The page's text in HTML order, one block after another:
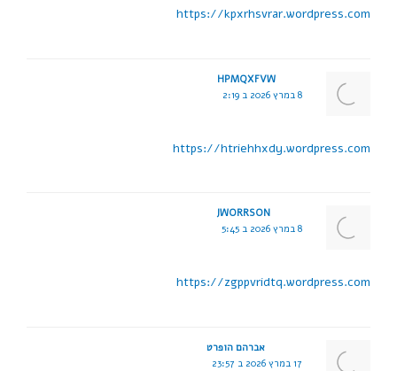
https://kpxrhsvrar.wordpress.com
HPMQXFVW
8 במרץ 2026 ב 2:19
https://htriehhxdy.wordpress.com
JWORRSON
8 במרץ 2026 ב 5:45
https://zgppvridtq.wordpress.com
אברהם הופרט
17 במרץ 2026 ב 23:57